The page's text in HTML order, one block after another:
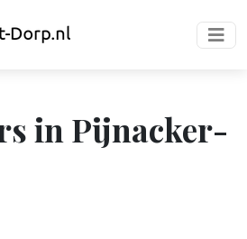
in Pijnacker-